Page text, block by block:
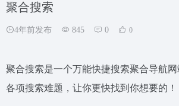
聚合搜索
4年前发布 845 0 0
聚合搜索是一个万能快捷搜索聚合导航
各项搜索难题，让你更快找到你想要的！